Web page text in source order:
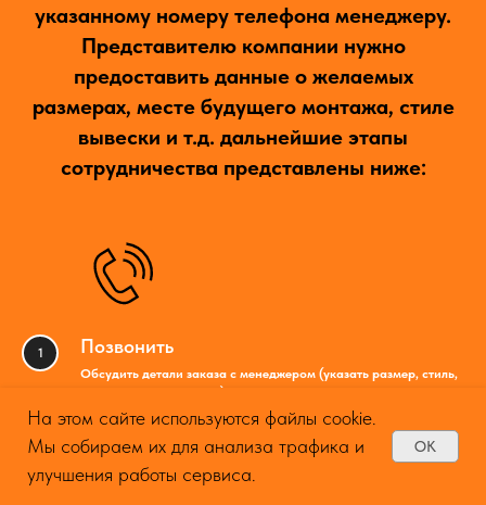
указанному номеру телефона менеджеру.
Представителю компании нужно
предоставить данные о желаемых
размерах, месте будущего монтажа, стиле
вывески и т.д. дальнейшие этапы
сотрудничества представлены ниже:
Позвонить
Обсудить детали заказа с менеджером (указать размер, стиль,
желаемый дизайн и т.д.);
На этом сайте используются файлы cookie.
Мы собираем их для анализа трафика и
улучшения работы сервиса.
OK